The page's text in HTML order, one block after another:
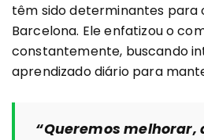
têm sido determinantes para
Barcelona. Ele enfatizou o
constantemente, buscando
aprendizado diário para
“Queremos melhorar,